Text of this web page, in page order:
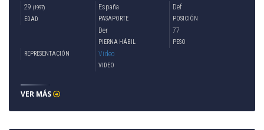
29 (1997)
EDAD
España
PASAPORTE
Def
POSICIÓN
Der
PIERNA HÁBIL
77
PESO
REPRESENTACIÓN
Video
VIDEO
VER MÁS